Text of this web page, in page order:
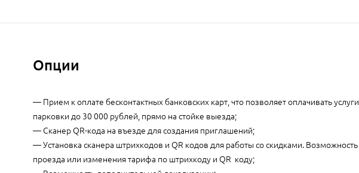
Опции
— Прием к оплате бесконтактных банковских карт, что позволяет оплачивать услуги
парковки до 30 000 рублей, прямо на стойке выезда;
— Сканер QR-кода на въезде для создания приглашений;
— Установка сканера штрихкодов и QR кодов для работы со скидками. Возможность
проезда или изменения тарифа по штрихкоду и QR коду;